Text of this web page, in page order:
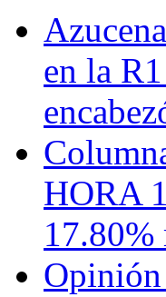
en la
HORA
17.80%
Opinión